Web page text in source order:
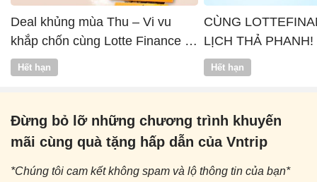
Deal khủng mùa Thu – Vi vu
khắp chốn cùng Lotte Finance x
Vntrip
Hết hạn
CÙNG
LỊCH THẢ PHANH!
Hết hạn
Đừng bỏ lỡ những chương trình khuyến
mãi cùng quà tặng hấp dẫn của Vntrip
*Chúng tôi cam kết không spam và lộ thông tin của bạn*